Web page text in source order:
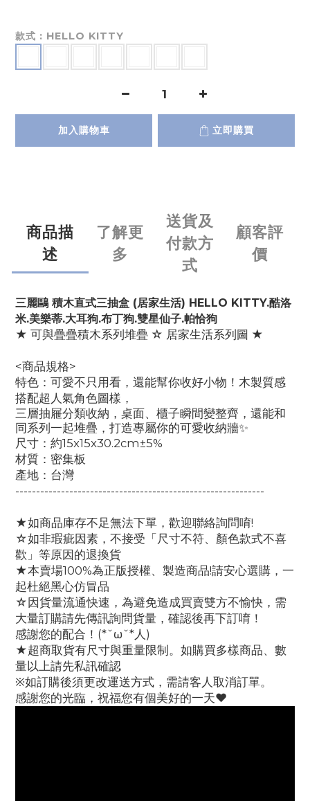
款式 : HELLO KITTY
加入購物車 立即購買
商品描
述
了解更
多
送貨及
付款方
式
顧客評
價
三麗鷗 積木直式三抽盒 (居家生活) HELLO KITTY.酷洛
米.美樂蒂.大耳狗.布丁狗.雙星仙子.帕恰狗
★ 可與疊疊積木系列堆疊 ☆ 居家生活系列圖 ★
<商品規格>
特色： 可愛不只用看，還能幫你收好小物！ 木製質感
搭配超人氣角色圖樣，
三層抽屜分類收納，桌面、櫃子瞬間變整齊， 還能和
同系列一起堆疊，打造專屬你的可愛收納牆✨
尺寸：約15x15x30.2cm±5%
材質：密集板
產地：台灣
------------------------------------------------------------
★如商品庫存不足無法下單，歡迎聯絡詢問唷!
☆如非瑕疵因素，不接受「尺寸不符、顏色款式不喜
歡」等原因的退換貨
★本賣場100%為正版授權、製造商品!請安心選購，一
起杜絕黑心仿冒品
☆因貨量流通快速，為避免造成買賣雙方不愉快，需
大量訂購請先傳訊詢問貨量，確認後再下訂唷！
感謝您的配合！(*ˇωˇ*人)
★超商取貨有尺寸與重量限制。如購買多樣商品、數
量以上請先私訊確認
※如訂購後須更改運送方式，需請客人取消訂單。
感謝您的光臨，祝福您有個美好的一天♥